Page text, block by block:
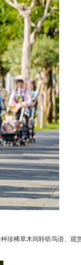
珍稀草木间聆听鸟语、观